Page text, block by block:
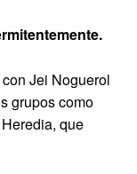
Jei Noguerol
grupos como
que